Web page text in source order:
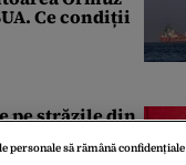
Ce condiții
pe străzile din
personale să rămână confidențiale